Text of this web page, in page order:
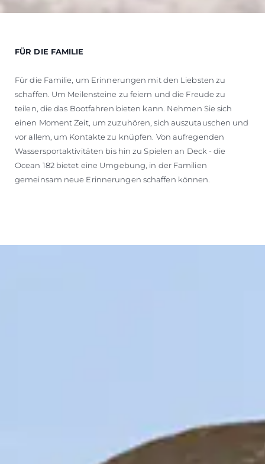
FÜR DIE FAMILIE
Für die Familie, um Erinnerungen mit den Liebsten zu
schaffen. Um Meilensteine zu feiern und die Freude zu
teilen, die das Bootfahren bieten kann. Nehmen Sie sich
einen Moment Zeit, um zuzuhören, sich auszutauschen und
vor allem, um Kontakte zu knüpfen. Von aufregenden
Wassersportaktivitäten bis hin zu Spielen an Deck - die
Ocean 182 bietet eine Umgebung, in der Familien
gemeinsam neue Erinnerungen schaffen können.